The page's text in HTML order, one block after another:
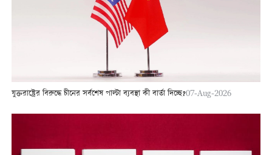
যুক্তরাষ্ট্রের বিরুদ্ধে চীনের সর্বশেষ পাল্টা ব্যবস্থা কী বার্তা দিচ্ছে?07-Aug-2026